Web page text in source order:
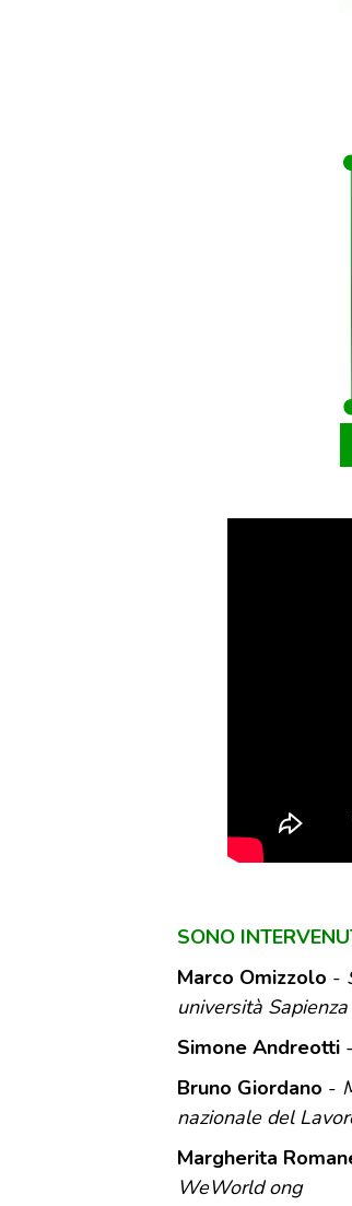
SONO
Marco Omizzolo -
università
Simone Andreotti-
Bruno Giordano -
nazionale del
Margherita
WeWorld ong